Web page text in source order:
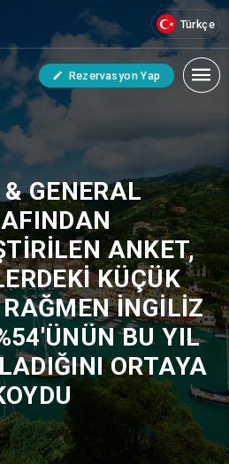
Türkçe
Rezervasyon Yap
GENERAL
ANKET,
KÜÇÜK
İNGILIZ
BU YIL
ORTAYA